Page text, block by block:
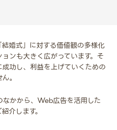
婚式」に対する価値観の多様化
ンも大きく広がっています。そ
功し、利益を上げていくための
。
かから、Web広告を活用した
介します。